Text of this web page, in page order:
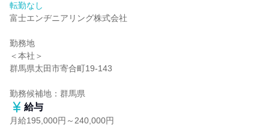
転勤なし
富士エンヂニアリング株式会社
勤務地
＜本社＞
群馬県太田市寄合町19-143
勤務候補地：群馬県
給与
月給195,000円～240,000円